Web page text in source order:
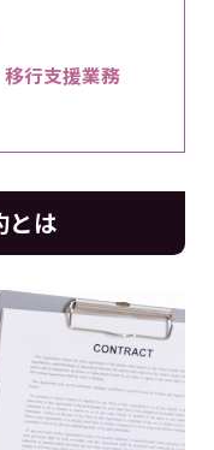
行支援業務
とは